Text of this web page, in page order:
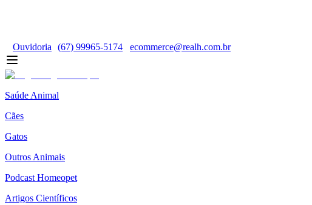
Ouvidoria (67) 99965-5174 ecommerce@realh.com.br
Saúde Animal
Cães
Gatos
Outros Animais
Podcast Homeopet
Artigos Científicos